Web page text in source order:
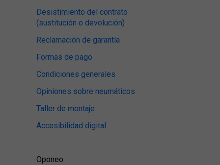
Desistimiento del contrato
(sustitución o devolución)
Reclamación de garantía
Formas de pago
Condiciones generales
Opiniones sobre neumáticos
Taller de montaje
Accesibilidad digital
Oponeo